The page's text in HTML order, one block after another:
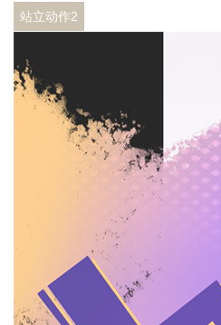
站立动作2